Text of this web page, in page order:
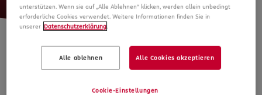
Die Suche geht weiter
unterstützen. Wenn sie auf „Alle Ablehnen“ klicken, werden allein unbedingt
erforderliche Cookies verwendet. Weitere Informationen finden Sie in
unserer Datenschutzerklärung
Alle ablehnen Alle Cookies akzeptieren
Cookie-Einstellungen